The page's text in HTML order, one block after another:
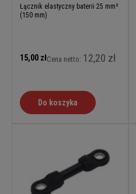
Łącznik elastyczny baterii 25 mm²
(150 mm)
15,00 złCena netto: 12,20 zł
Do koszyka